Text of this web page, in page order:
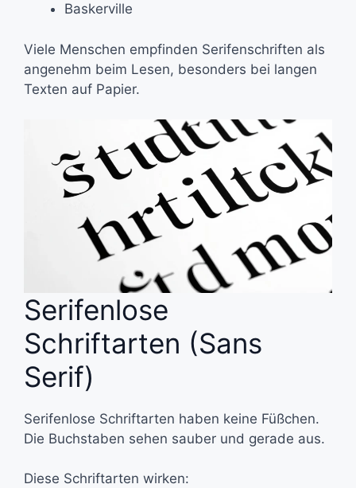
Baskerville
Viele Menschen empfinden Serifenschriften als
angenehm beim Lesen, besonders bei langen
Texten auf Papier.
Serifenlose
Schriftarten (Sans
Serif)
Serifenlose Schriftarten haben keine Füßchen.
Die Buchstaben sehen sauber und gerade aus.
Diese Schriftarten wirken: